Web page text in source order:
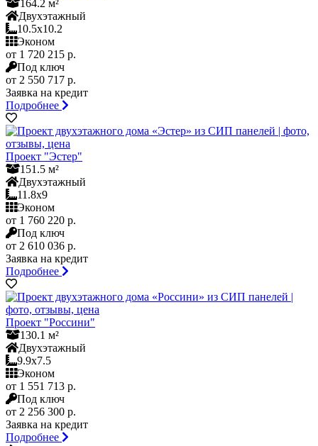
164.2 м²
Двухэтажный
10.5x10.2
Эконом
от 1 720 215 р.
Под ключ
от 2 550 717 р.
Заявка на кредит
Подробнее
Проект "Эстер"
151.5 м²
Двухэтажный
11.8x9
Эконом
от 1 760 220 р.
Под ключ
от 2 610 036 р.
Заявка на кредит
Подробнее
Проект "Россини"
130.1 м²
Двухэтажный
9.9x7.5
Эконом
от 1 551 713 р.
Под ключ
от 2 256 300 р.
Заявка на кредит
Подробнее